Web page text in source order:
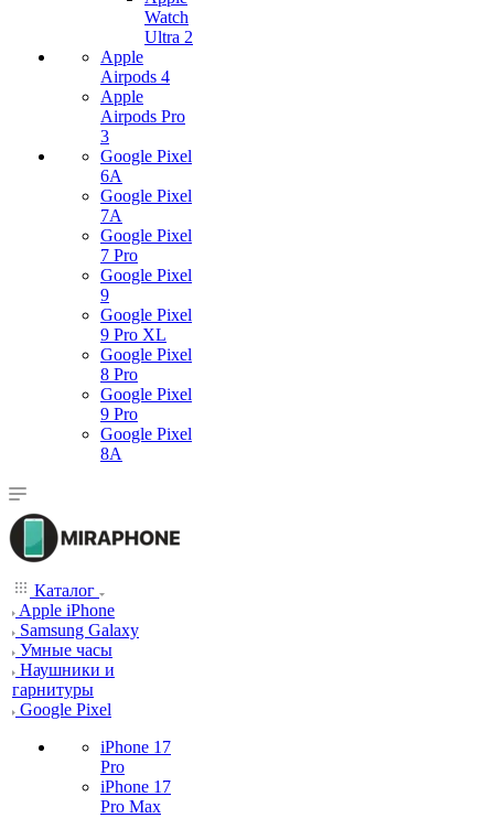
Watch
Ultra 2
Apple
Airpods 4
Apple
Airpods Pro
3
Google Pixel
6A
Google Pixel
7А
Google Pixel
7 Pro
Google Pixel
9
Google Pixel
9 Pro XL
Google Pixel
8 Pro
Google Pixel
9 Pro
Google Pixel
8A
Каталог
Apple iPhone
Samsung Galaxy
Умные часы
Наушники и
гарнитуры
Google Pixel
iPhone 17
Pro
iPhone 17
Pro Max